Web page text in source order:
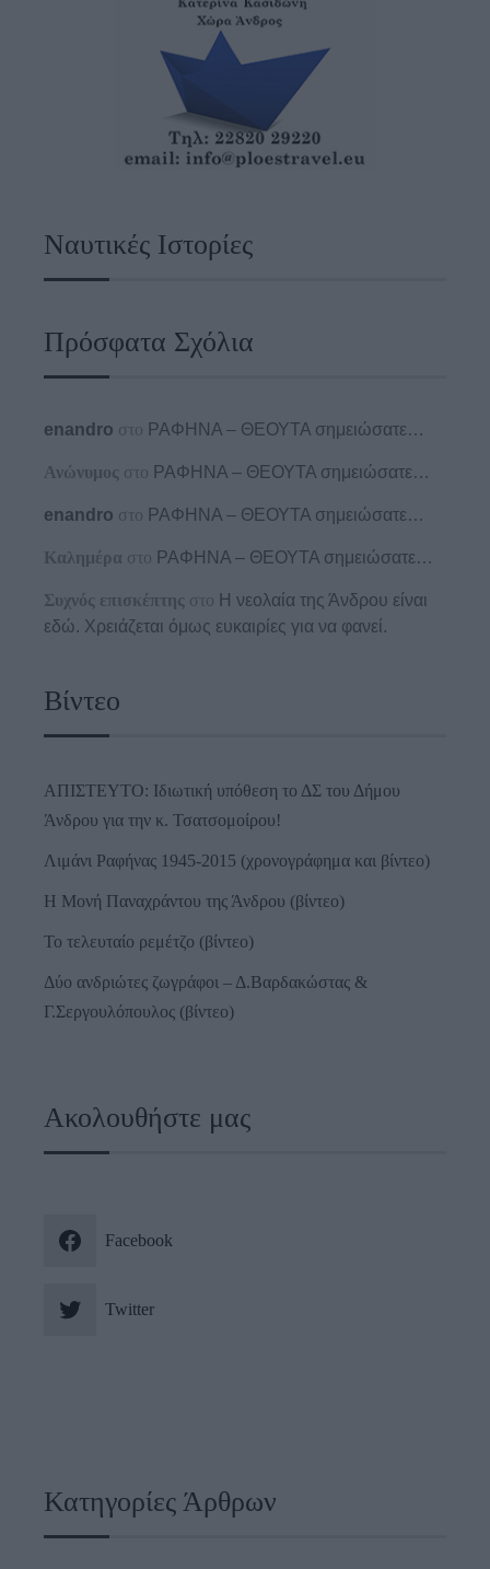
Ναυτικές Ιστορίες
Πρόσφατα Σχόλια
enandro στο ΡΑΦΗΝΑ – ΘΕΟΥΤΑ σημειώσατε…
Ανώνυμος στο ΡΑΦΗΝΑ – ΘΕΟΥΤΑ σημειώσατε…
enandro στο ΡΑΦΗΝΑ – ΘΕΟΥΤΑ σημειώσατε…
Καλημέρα στο ΡΑΦΗΝΑ – ΘΕΟΥΤΑ σημειώσατε…
Συχνός επισκέπτης στο Η νεολαία της Άνδρου είναι
εδώ. Χρειάζεται όμως ευκαιρίες για να φανεί.
Βίντεο
ΑΠΙΣΤΕΥΤΟ: Ιδιωτική υπόθεση το ΔΣ του Δήμου
Άνδρου για την κ. Τσατσομοίρου!
Λιμάνι Ραφήνας 1945-2015 (χρονογράφημα και βίντεο)
Η Μονή Παναχράντου της Άνδρου (βίντεο)
Το τελευταίο ρεμέτζο (βίντεο)
Δύο ανδριώτες ζωγράφοι – Δ.Βαρδακώστας &
Γ.Σεργουλόπουλος (βίντεο)
Ακολουθήστε μας
Facebook
Twitter
Κατηγορίες Άρθρων